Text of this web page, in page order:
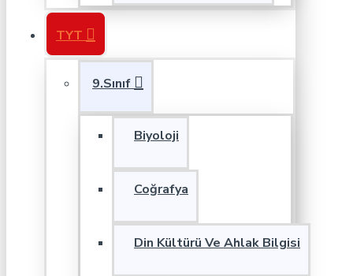
TYT
9.Sınıf
Biyoloji
Coğrafya
Din Kültürü Ve Ahlak Bilgisi